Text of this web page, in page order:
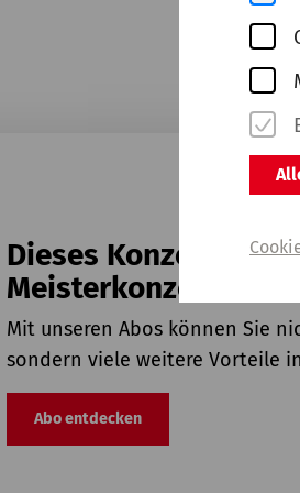
Dieses Konzert ist
Meisterkonzerte
Mit unseren Abos können Sie
sondern viele weitere Vorteile
Abo entdecken